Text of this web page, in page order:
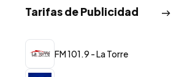
Tarifas de Publicidad
FM 101.9 - La Torre